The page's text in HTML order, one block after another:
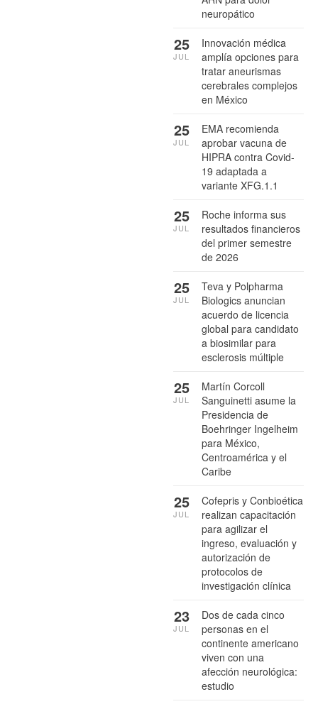
neuropático
Innovación médica
amplía opciones para
tratar aneurismas
cerebrales complejos
en México
25
JUL
EMA recomienda
aprobar vacuna de
HIPRA contra Covid-
19 adaptada a
variante XFG.1.1
25
JUL
Roche informa sus
resultados financieros
del primer semestre
de 2026
25
JUL
Teva y Polpharma
Biologics anuncian
acuerdo de licencia
global para candidato
a biosimilar para
esclerosis múltiple
25
JUL
Martín Corcoll
Sanguinetti asume la
Presidencia de
Boehringer Ingelheim
para México,
Centroamérica y el
Caribe
25
JUL
Cofepris y Conbioética
realizan capacitación
para agilizar el
ingreso, evaluación y
autorización de
protocolos de
investigación clínica
25
JUL
Dos de cada cinco
personas en el
continente americano
viven con una
afección neurológica:
estudio
23
JUL